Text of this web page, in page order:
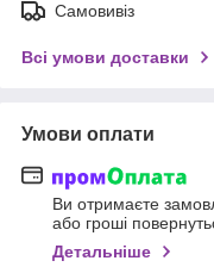
Самовивіз
Всі умови доставки
Умови оплати
Ви отримаєте
або гроші
Детальніше